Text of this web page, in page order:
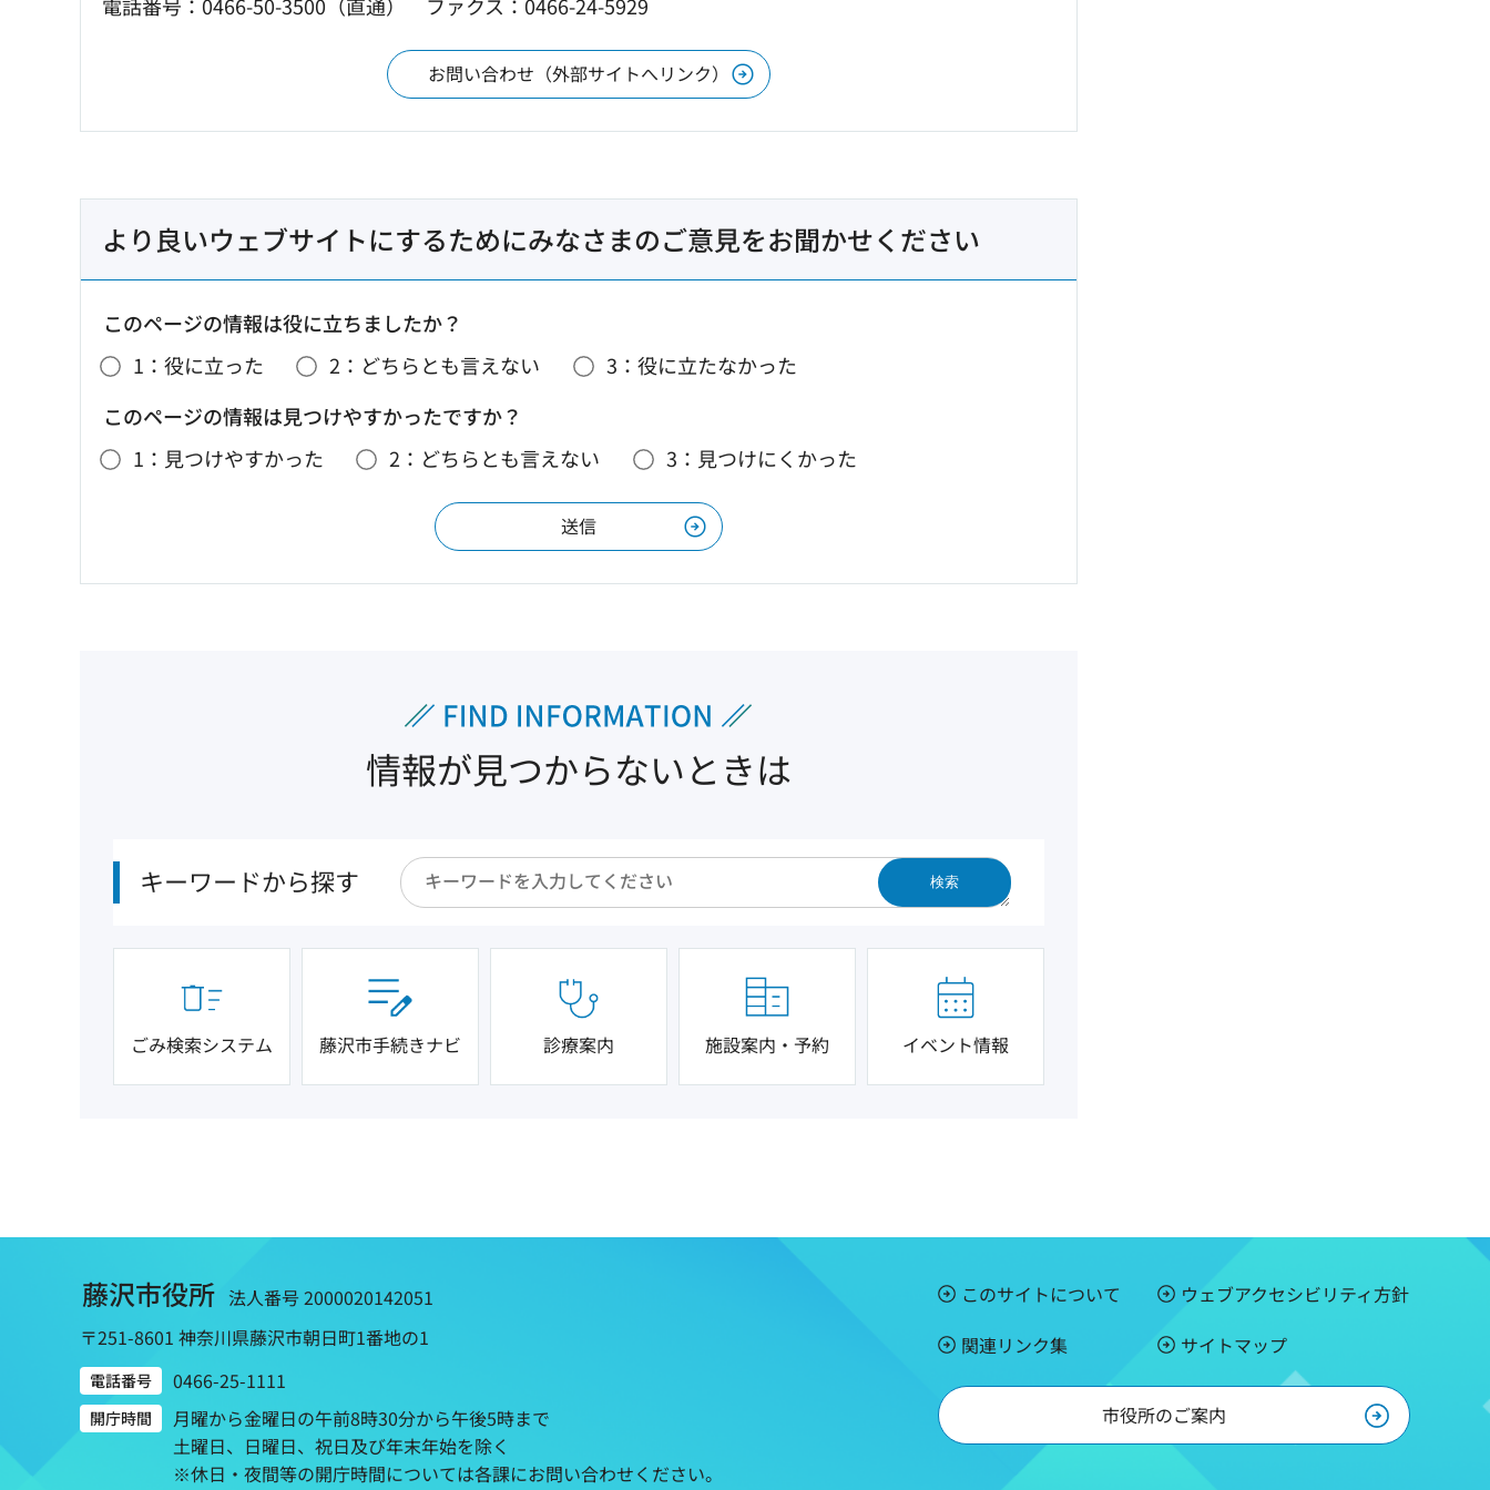
電話番号：0466-50-3500（直通） ファクス：0466-24-5929
お問い合わせ（外部サイトへリンク）
より良いウェブサイトにするためにみなさまのご意見をお聞かせください
このページの情報は役に立ちましたか？
1：役に立った
2：どちらとも言えない
3：役に立たなかった
このページの情報は見つけやすかったですか？
1：見つけやすかった
2：どちらとも言えない 3：見つけにくかった
情報が見つからないときは
キーワードから探す 検索
ごみ検索システム 藤沢市手続きナビ 診療案内 施設案内・予約 イベント情報
藤沢市役所 法人番号 2000020142051
〒251-8601 神奈川県藤沢市朝日町1番地の1
電話番号 0466-25-1111
開庁時間
月曜から金曜日の午前8時30分から午後5時まで
土曜日、日曜日、祝日及び年末年始を除く
※休日・夜間等の開庁時間については各課にお問い合わせください。
このサイトについて
ウェブアクセシビリティ方針
関連リンク集
サイトマップ
市役所のご案内